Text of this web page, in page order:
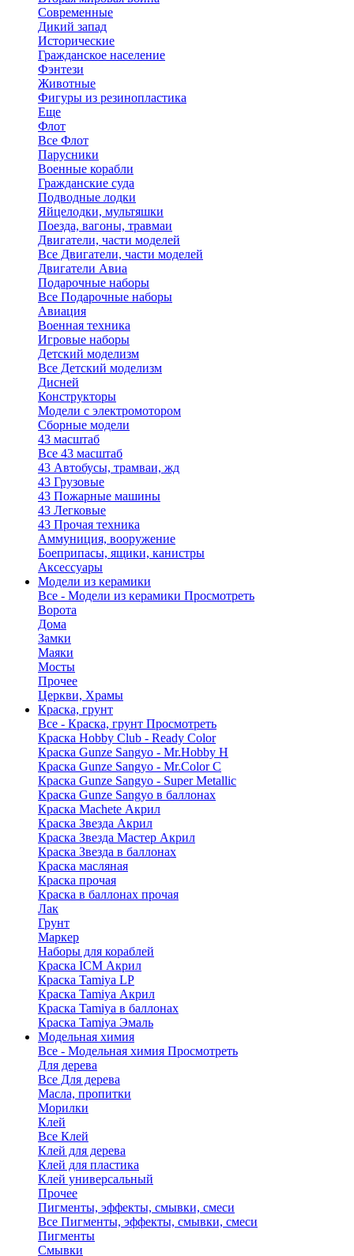
Современные
Дикий запад
Исторические
Гражданское население
Фэнтези
Животные
Фигуры из резинопластика
Еще
Флот
Все Флот
Парусники
Военные корабли
Гражданские суда
Подводные лодки
Яйцелодки, мультяшки
Поезда, вагоны, травмаи
Двигатели, части моделей
Все Двигатели, части моделей
Двигатели Авиа
Подарочные наборы
Все Подарочные наборы
Авиация
Военная техника
Игровые наборы
Детский моделизм
Все Детский моделизм
Дисней
Конструкторы
Модели с электромотором
Сборные модели
43 масштаб
Все 43 масштаб
43 Автобусы, трамваи, жд
43 Грузовые
43 Пожарные машины
43 Легковые
43 Прочая техника
Аммуниция, вооружение
Боеприпасы, ящики, канистры
Аксессуары
Модели из керамики
Все - Модели из керамики Просмотреть
Ворота
Дома
Замки
Маяки
Мосты
Прочее
Церкви, Храмы
Краска, грунт
Все - Краска, грунт Просмотреть
Краска Hobby Club - Ready Color
Краска Gunze Sangyo - Mr.Hobby H
Краска Gunze Sangyo - Mr.Color C
Краска Gunze Sangyo - Super Metallic
Краска Gunze Sangyo в баллонах
Краска Machete Акрил
Краска Звезда Акрил
Краска Звезда Мастер Акрил
Краска Звезда в баллонах
Краска масляная
Краска прочая
Краска в баллонах прочая
Лак
Грунт
Маркер
Наборы для кораблей
Краска ICM Акрил
Краска Tamiya LP
Краска Tamiya Акрил
Краска Tamiya в баллонах
Краска Tamiya Эмаль
Модельная химия
Все - Модельная химия Просмотреть
Для дерева
Все Для дерева
Масла, пропитки
Морилки
Клей
Все Клей
Клей для дерева
Клей для пластика
Клей универсальный
Прочее
Пигменты, эффекты, смывки, смеси
Все Пигменты, эффекты, смывки, смеси
Пигменты
Смывки